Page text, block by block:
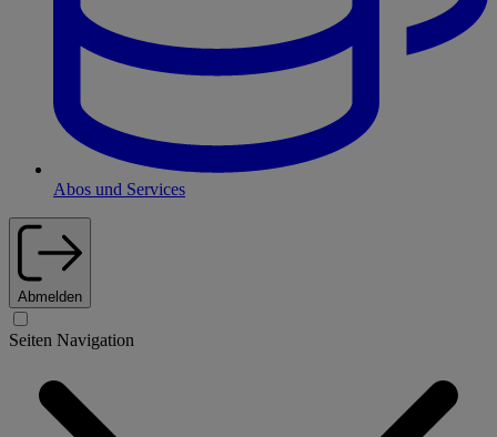
Abos und Services
Abmelden
Seiten Navigation